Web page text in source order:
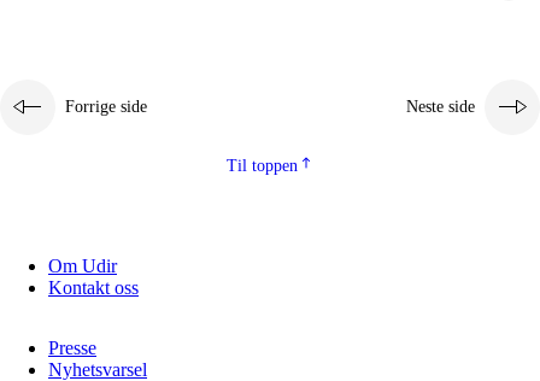
Forrige side Neste side
Til toppen
Om Udir
Kontakt oss
Presse
Nyhetsvarsel